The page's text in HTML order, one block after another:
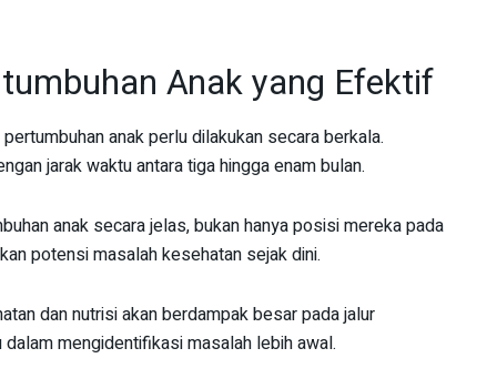
Anak yang Efektif
anak perlu dilakukan secara berkala.
jarak waktu antara tiga hingga enam bulan.
anak secara jelas, bukan hanya posisi mereka pada
potensi masalah kesehatan sejak dini.
dan nutrisi akan berdampak besar pada jalur
mengidentifikasi masalah lebih awal.